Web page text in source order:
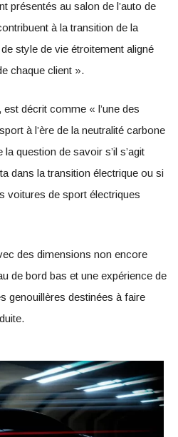
présentés au salon de l’auto de
à la transition de la
style de vie étroitement aligné
chaque client ».
décrit comme « l’une des
à l’ère de la neutralité carbone
question de savoir s’il s’agit
dans la transition électrique ou si
voitures de sport électriques
des dimensions non encore
de bord bas et une expérience de
genouillères destinées à faire